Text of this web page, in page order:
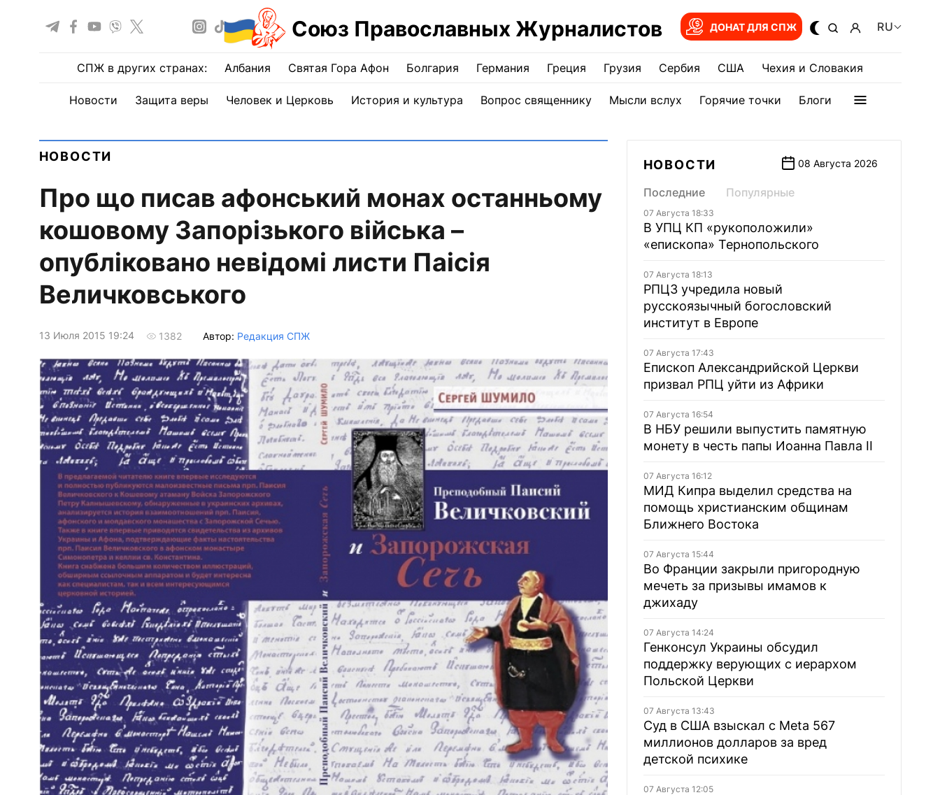
Союз Православных Журналистов ДОНАТ ДЛЯ СПЖ RU
СПЖ в других странах: Албания Святая Гора Афон Болгария Германия Греция Грузия Сербия США Чехия и Словакия
Новости Защита веры Человек и Церковь История и культура Вопрос священнику Мысли вслух Горячие точки Блоги
НОВОСТИ
Про що писав афонський монах останньому
кошовому Запорізького війська –
опубліковано невідомі листи Паісія
Величковського
13 Июля 2015 19:24 1382 Автор: Редакция СПЖ
НОВОСТИ 08 Августа 2026
Последние Популярные
07 Августа 18:33
В УПЦ КП «рукоположили»
«епископа» Тернопольского
07 Августа 18:13
РПЦЗ учредила новый
русскоязычный богословский
институт в Европе
07 Августа 17:43
Епископ Александрийской Церкви
призвал РПЦ уйти из Африки
07 Августа 16:54
В НБУ решили выпустить памятную
монету в честь папы Иоанна Павла II
07 Августа 16:12
МИД Кипра выделил средства на
помощь христианским общинам
Ближнего Востока
07 Августа 15:44
Во Франции закрыли пригородную
мечеть за призывы имамов к
джихаду
07 Августа 14:24
Генконсул Украины обсудил
поддержку верующих с иерархом
Польской Церкви
07 Августа 13:43
Суд в США взыскал с Meta 567
миллионов долларов за вред
детской психике
07 Августа 12:05